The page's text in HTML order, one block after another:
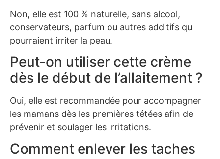
Non, elle est 100 % naturelle, sans alcool,
conservateurs, parfum ou autres additifs qui
pourraient irriter la peau.
Peut-on utiliser cette crème
dès le début de l’allaitement ?
Oui, elle est recommandée pour accompagner
les mamans dès les premières tétées afin de
prévenir et soulager les irritations.
Comment enlever les taches